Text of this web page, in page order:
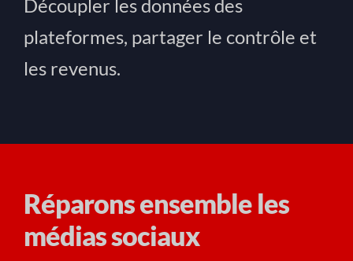
Découpler les données des
plateformes, partager le contrôle et
les revenus.
Réparons ensemble les
médias sociaux